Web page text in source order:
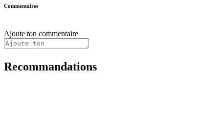
Commentaires
Ajoute ton commentaire
Recommandations